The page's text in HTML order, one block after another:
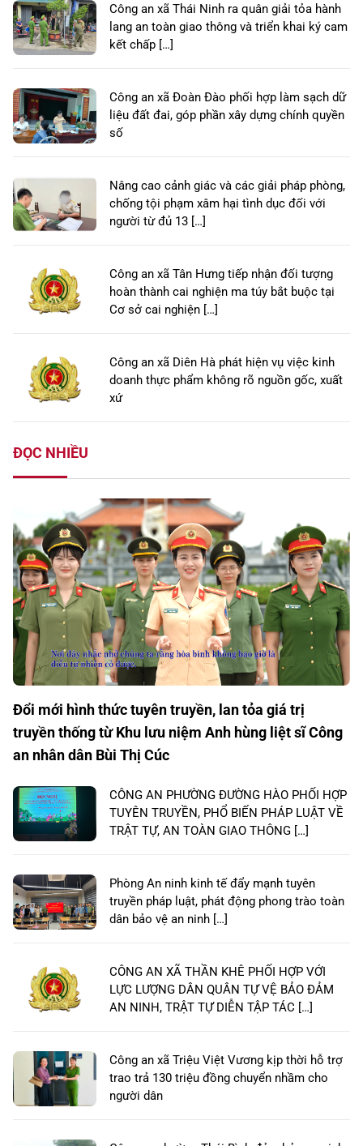
Công an xã Thái Ninh ra quân giải tỏa hành
lang an toàn giao thông và triển khai ký cam
kết chấp […]
Công an xã Đoàn Đào phối hợp làm sạch dữ
liệu đất đai, góp phần xây dựng chính quyền
số
Nâng cao cảnh giác và các giải pháp phòng,
chống tội phạm xâm hại tình dục đối với
người từ đủ 13 […]
Công an xã Tân Hưng tiếp nhận đối tượng
hoàn thành cai nghiện ma túy bắt buộc tại
Cơ sở cai nghiện […]
Công an xã Diên Hà phát hiện vụ việc kinh
doanh thực phẩm không rõ nguồn gốc, xuất
xứ
ĐỌC NHIỀU
Đổi mới hình thức tuyên truyền, lan tỏa giá trị
truyền thống từ Khu lưu niệm Anh hùng liệt sĩ Công
an nhân dân Bùi Thị Cúc
CÔNG AN PHƯỜNG ĐƯỜNG HÀO PHỐI HỢP
TUYÊN TRUYỀN, PHỔ BIẾN PHÁP LUẬT VỀ
TRẬT TỰ, AN TOÀN GIAO THÔNG […]
Phòng An ninh kinh tế đẩy mạnh tuyên
truyền pháp luật, phát động phong trào toàn
dân bảo vệ an ninh […]
CÔNG AN XÃ THẦN KHÊ PHỐI HỢP VỚI
LỰC LƯỢNG DÂN QUÂN TỰ VỆ BẢO ĐẢM
AN NINH, TRẬT TỰ DIỄN TẬP TÁC […]
Công an xã Triệu Việt Vương kịp thời hỗ trợ
trao trả 130 triệu đồng chuyển nhầm cho
người dân